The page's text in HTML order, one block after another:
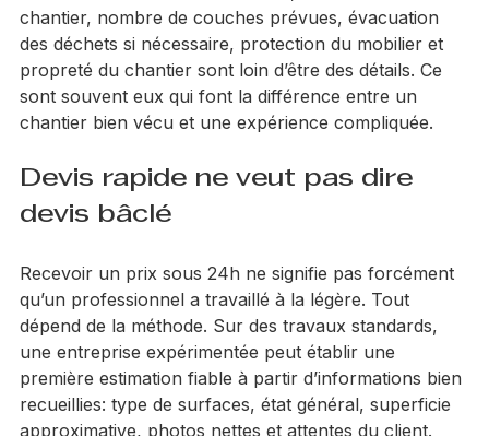
Enfin, un devis sérieux précise les conditions
d’exécution. Délais d’intervention, durée estimée du
chantier, nombre de couches prévues, évacuation
des déchets si nécessaire, protection du mobilier et
sont souvent eux qui font la différence entre un
chantier bien vécu et une expérience compliquée.
Devis rapide ne veut pas dire
devis bâclé
Recevoir un prix sous 24h ne signifie pas forcément
qu’un professionnel a travaillé à la légère. Tout
dépend de la méthode. Sur des travaux standards,